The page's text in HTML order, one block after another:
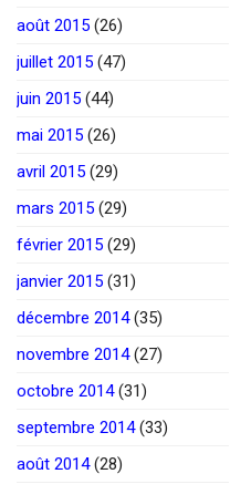
août 2015 (26)
juillet 2015 (47)
juin 2015 (44)
mai 2015 (26)
avril 2015 (29)
mars 2015 (29)
février 2015 (29)
janvier 2015 (31)
décembre 2014(35)
novembre 2014(27)
octobre 2014(31)
septembre 2014(33)
août 2014(28)